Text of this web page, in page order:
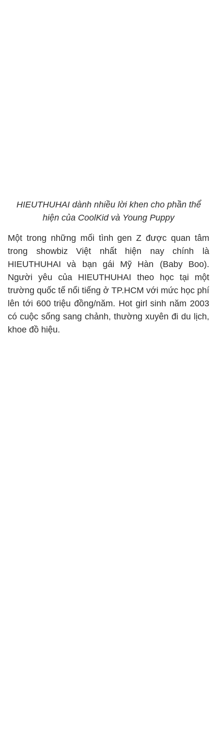
HIEUTHUHAI dành nhiều lời khen cho phần thể
hiện của CoolKid và Young Puppy
Một trong những mối tình gen Z được quan tâm
trong showbiz Việt nhất hiện nay chính là
HIEUTHUHAI
và bạn gái Mỹ Hàn (Baby Boo).
Người yêu của HIEUTHUHAI theo học tại một
trường quốc tế nổi tiếng ở TP.HCM với mức học phí
lên tới 600 triệu đồng/năm. Hot girl sinh năm 2003
có cuộc sống sang chảnh, thường xuyên đi du lịch,
khoe đồ hiệu.